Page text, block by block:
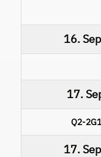
16.
17.
Q2-
17.